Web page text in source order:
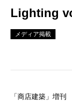
Lighting
メディア掲載
「商店建築」増刊